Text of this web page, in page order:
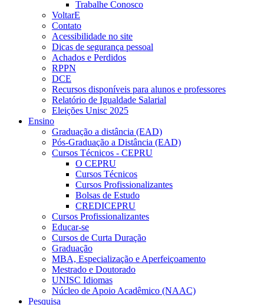
Trabalhe Conosco
VoltarE
Contato
Acessibilidade no site
Dicas de segurança pessoal
Achados e Perdidos
RPPN
DCE
Recursos disponíveis para alunos e professores
Relatório de Igualdade Salarial
Eleições Unisc 2025
Ensino
Graduação a distância (EAD)
Pós-Graduação a Distância (EAD)
Cursos Técnicos - CEPRU
O CEPRU
Cursos Técnicos
Cursos Profissionalizantes
Bolsas de Estudo
CREDICEPRU
Cursos Profissionalizantes
Educar-se
Cursos de Curta Duração
Graduação
MBA, Especialização e Aperfeiçoamento
Mestrado e Doutorado
UNISC Idiomas
Núcleo de Apoio Acadêmico (NAAC)
Pesquisa